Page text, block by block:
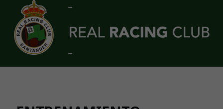
Skip to main content